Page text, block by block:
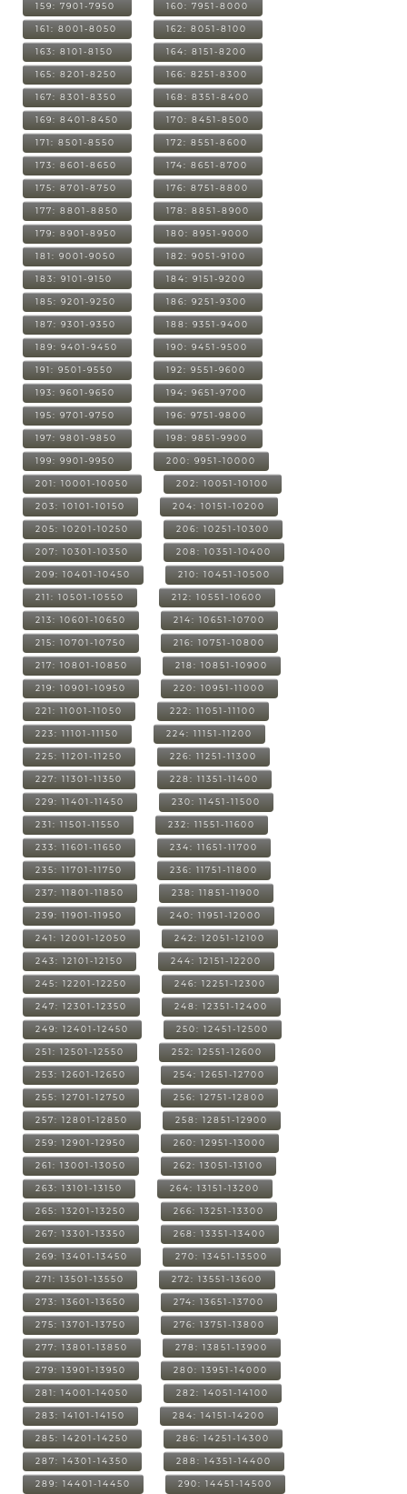
159: 7901-7950 160: 7951-8000
161: 8001-8050 162: 8051-8100
163: 8101-8150 164: 8151-8200
165: 8201-8250 166: 8251-8300
167: 8301-8350 168: 8351-8400
169: 8401-8450 170: 8451-8500
171: 8501-8550 172: 8551-8600
173: 8601-8650 174: 8651-8700
175: 8701-8750 176: 8751-8800
177: 8801-8850 178: 8851-8900
179: 8901-8950 180: 8951-9000
181: 9001-9050 182: 9051-9100
183: 9101-9150 184: 9151-9200
185: 9201-9250 186: 9251-9300
187: 9301-9350 188: 9351-9400
189: 9401-9450 190: 9451-9500
191: 9501-9550 192: 9551-9600
193: 9601-9650 194: 9651-9700
195: 9701-9750 196: 9751-9800
197: 9801-9850 198: 9851-9900
199: 9901-9950 200: 9951-10000
201: 10001-10050 202: 10051-10100
203: 10101-10150 204: 10151-10200
205: 10201-10250 206: 10251-10300
207: 10301-10350 208: 10351-10400
209: 10401-10450 210: 10451-10500
211: 10501-10550 212: 10551-10600
213: 10601-10650 214: 10651-10700
215: 10701-10750 216: 10751-10800
217: 10801-10850 218: 10851-10900
219: 10901-10950 220: 10951-11000
221: 11001-11050 222: 11051-11100
223: 11101-11150 224: 11151-11200
225: 11201-11250 226: 11251-11300
227: 11301-11350 228: 11351-11400
229: 11401-11450 230: 11451-11500
231: 11501-11550 232: 11551-11600
233: 11601-11650 234: 11651-11700
235: 11701-11750 236: 11751-11800
237: 11801-11850 238: 11851-11900
239: 11901-11950 240: 11951-12000
241: 12001-12050 242: 12051-12100
243: 12101-12150 244: 12151-12200
245: 12201-12250 246: 12251-12300
247: 12301-12350 248: 12351-12400
249: 12401-12450 250: 12451-12500
251: 12501-12550 252: 12551-12600
253: 12601-12650 254: 12651-12700
255: 12701-12750 256: 12751-12800
257: 12801-12850 258: 12851-12900
259: 12901-12950 260: 12951-13000
261: 13001-13050 262: 13051-13100
263: 13101-13150 264: 13151-13200
265: 13201-13250 266: 13251-13300
267: 13301-13350 268: 13351-13400
269: 13401-13450 270: 13451-13500
271: 13501-13550 272: 13551-13600
273: 13601-13650 274: 13651-13700
275: 13701-13750 276: 13751-13800
277: 13801-13850 278: 13851-13900
279: 13901-13950 280: 13951-14000
281: 14001-14050 282: 14051-14100
283: 14101-14150 284: 14151-14200
285: 14201-14250 286: 14251-14300
287: 14301-14350 288: 14351-14400
289: 14401-14450 290: 14451-14500